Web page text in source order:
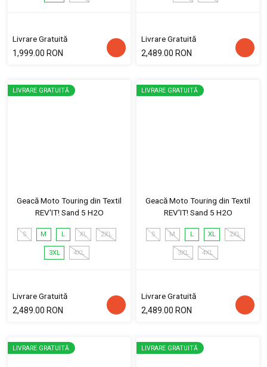
Livrare Gratuită
1,999.00 RON
Livrare Gratuită
2,489.00 RON
LIVRARE GRATUITĂ
Geacă Moto Touring din Textil
REV'IT! Sand 5 H2O
S M L XL 2XL
3XL 4XL
Livrare Gratuită
2,489.00 RON
LIVRARE GRATUITĂ
Geacă Moto Touring din Textil
REV'IT! Sand 5 H2O
S M L XL 2XL
3XL 4XL
Livrare Gratuită
2,489.00 RON
LIVRARE GRATUITĂ LIVRARE GRATUITĂ